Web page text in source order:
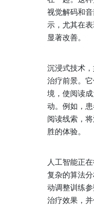
视觉解码和
示，尤其在
显著改善。
沉浸式技术
治疗前景。
境，使阅读
动。例如，
阅读线索，
胜的体验。
人工智能正
复杂的算法
动调整训练
治疗效果，